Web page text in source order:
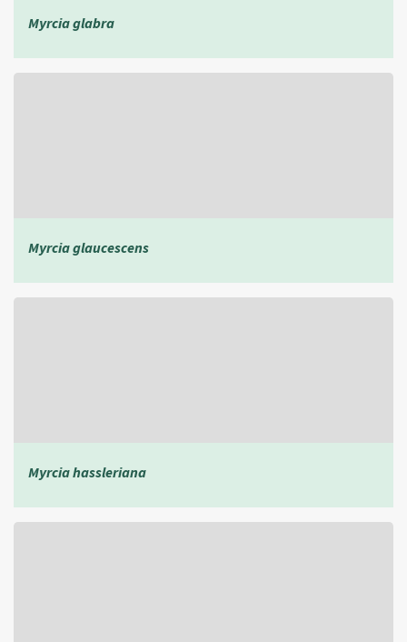
Myrcia glabra
Myrcia glaucescens
Myrcia hassleriana